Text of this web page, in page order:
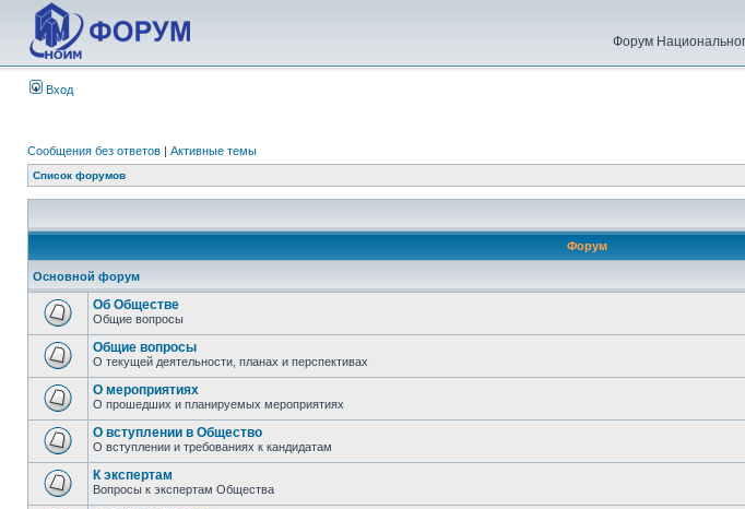
Форум
Вход
Сообщения без ответов | Активные темы
Список форумов
Форум
Основной форум
Об Обществе
Общие вопросы
Общие вопросы
О текущей деятельности, планах и перспективах
О мероприятиях
О прошедших и планируемых мероприятиях
О вступлении в Общество
О вступлении и требованиях к кандидатам
К экспертам
Вопросы к экспертам Общества